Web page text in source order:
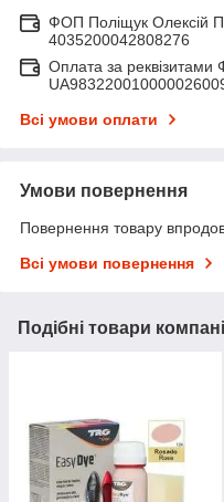
ФОП Поліщук Олексій
4035200042808276
Оплата за
Всі умови оплати
Умови повернення
Повернення товару
Всі умови повернення
Подібні товари